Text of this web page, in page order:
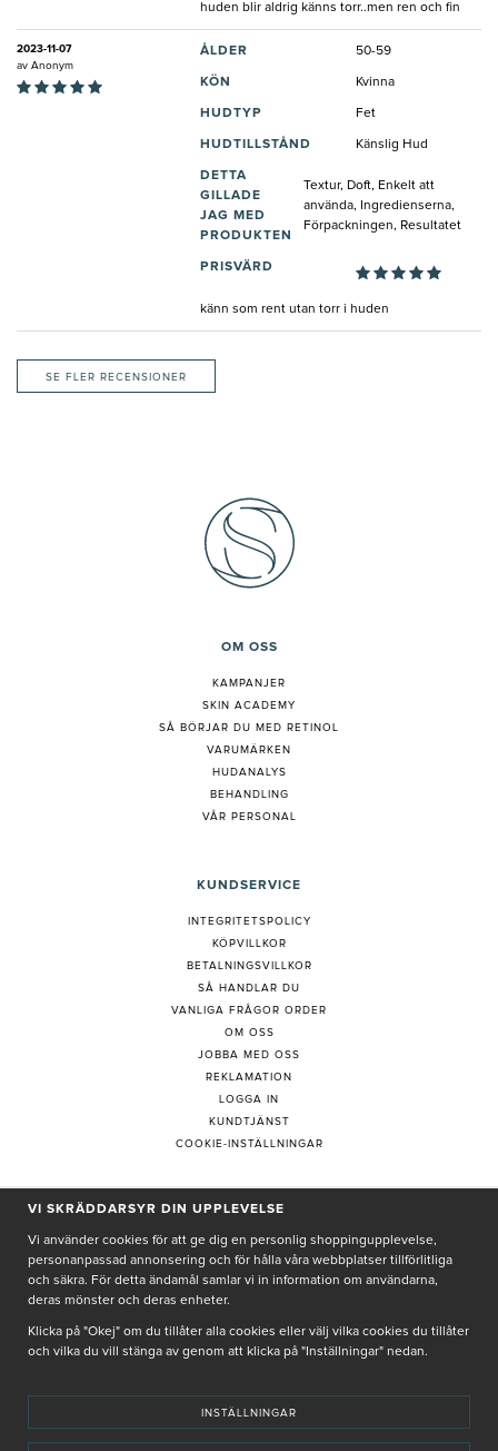
huden blir aldrig känns torr..men ren och fin
2023-11-07
av Anonym
ÅLDER 50-59
KÖN Kvinna
HUDTYP Fet
HUDTILLSTÅND Känslig Hud
DETTA
GILLADE
JAG MED
PRODUKTEN
Textur, Doft, Enkelt att
använda, Ingredienserna,
Förpackningen, Resultatet
PRISVÄRD
känn som rent utan torr i huden
SE FLER RECENSIONER
OM OSS
KAMPANJER
SKIN ACADEMY
SÅ BÖRJAR DU MED RETINOL
VARUMÄRKEN
HUDANALYS
BEHANDLING
VÅR PERSONAL
KUNDSERVICE
INTEGRITETSPOLICY
KÖPVILLKOR
BETALNINGSVILLKOR
SÅ HANDLAR DU
VANLIGA FRÅGOR ORDER
OM OSS
JOBBA MED OSS
REKLAMATION
LOGGA IN
KUNDTJÄNST
COOKIE-INSTÄLLNINGAR
PRENUMERERA PÅ NYHETSBREV
Genom att ge min e-post, accepterar jag Seth och Sallyintegritetspolicy
De uppgifter du matar in kommer endast användas till våra nyhetsbrev.
VI SKRÄDDARSYR DIN UPPLEVELSE
Vi använder cookies för att ge dig en personlig shoppingupplevelse,
personanpassad annonsering och för hålla våra webbplatser tillförlitliga
och säkra. För detta ändamål samlar vi in information om användarna,
deras mönster och deras enheter.
Klicka på "Okej" om du tillåter alla cookies eller välj vilka cookies du tillåter
och vilka du vill stänga av genom att klicka på "Inställningar" nedan.
INSTÄLLNINGAR